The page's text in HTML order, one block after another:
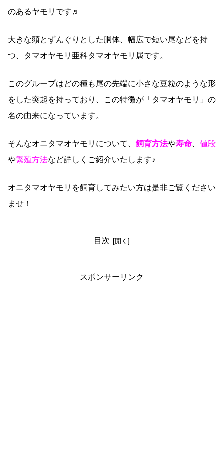
のあるヤモリです♬
大きな頭とずんぐりとした胴体、幅広で短い尾などを持
つ、タマオヤモリ亜科タマオヤモリ属です。
このグループはどの種も尾の先端に小さな豆粒のような形
をした突起を持っており、この特徴が「タマオヤモリ」の
名の由来になっています。
そんなオニタマオヤモリについて、 飼育方法や寿命
値段
や繁殖方法など詳しくご紹介いたします♪
オニタマオヤモリを飼育してみたい方は是非ご覧ください
ませ！
目次
スポンサーリンク